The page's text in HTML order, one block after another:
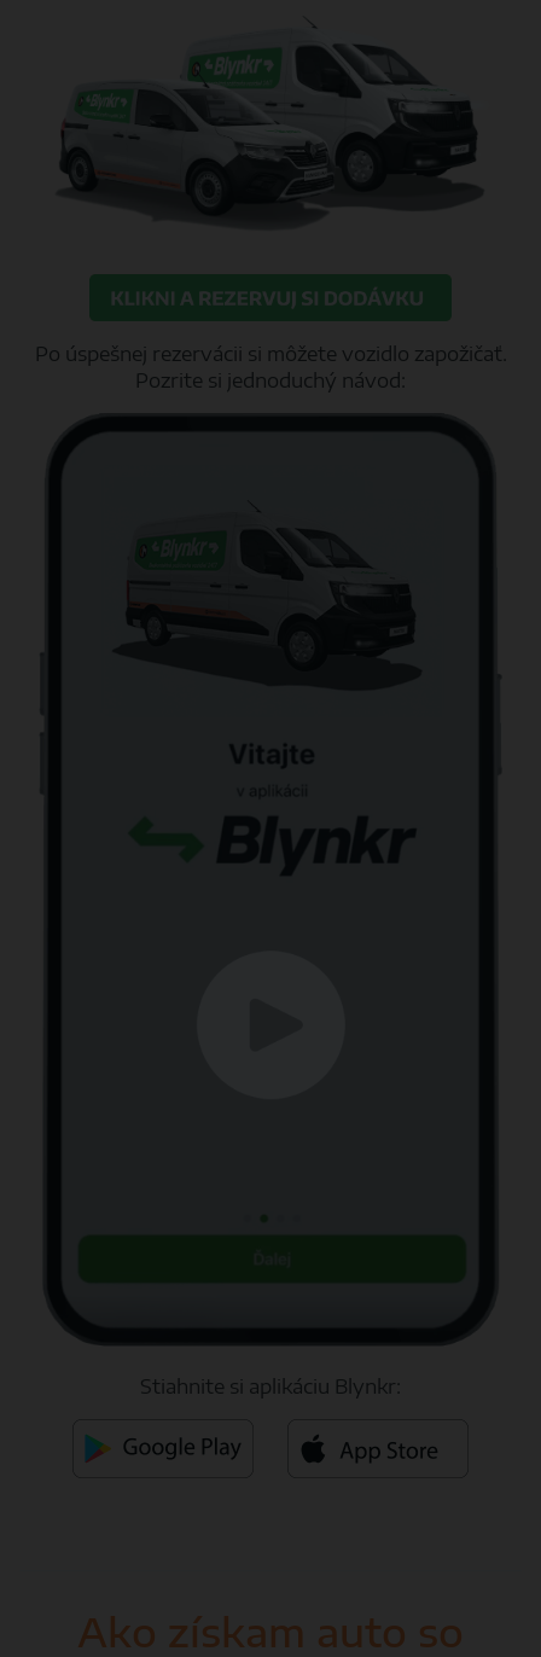
Po úspešnej rezervácii si môžete vozidlo zapožičať.
Pozrite si jednoduchý návod:
Stiahnite si aplikáciu Blynkr:
Ako získam auto so